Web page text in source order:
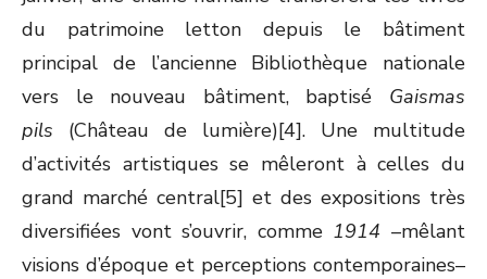
du patrimoine letton depuis le bâtiment
principal de l’ancienne Bibliothèque nationale
vers le nouveau bâtiment, baptisé Gaismas
pils (Château de lumière)[4]. Une multitude
d’activités artistiques se mêleront à celles du
grand marché central[5] et des expositions très
diversifiées vont s’ouvrir, comme 1914 –mêlant
visions d’époque et perceptions contemporaines–